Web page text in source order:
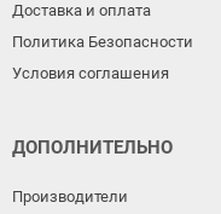
Доставка и оплата
Политика Безопасности
Условия соглашения
ДОПОЛНИТЕЛЬНО
Производители